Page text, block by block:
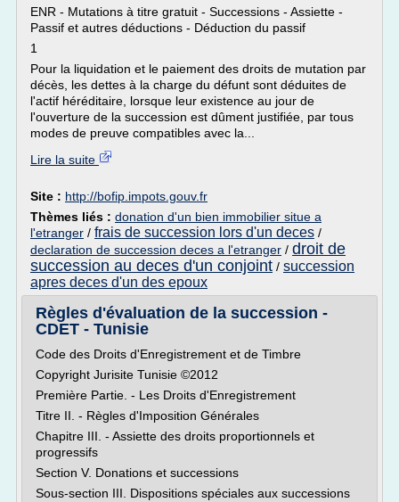
ENR - Mutations à titre gratuit - Successions - Assiette -
Passif et autres déductions - Déduction du passif
1
Pour la liquidation et le paiement des droits de mutation par
décès, les dettes à la charge du défunt sont déduites de
l'actif héréditaire, lorsque leur existence au jour de
l'ouverture de la succession est dûment justifiée, par tous
modes de preuve compatibles avec la...
Lire la suite
Site : http://bofip.impots.gouv.fr
Thèmes liés : donation d'un bien immobilier situe a
l'etranger / frais de succession lors d'un deces /
declaration de succession deces a l'etranger / droit de
succession au deces d'un conjoint / succession
apres deces d'un des epoux
Règles d'évaluation de la succession -
CDET - Tunisie
Code des Droits d'Enregistrement et de Timbre
Copyright Jurisite Tunisie ©2012
Première Partie. - Les Droits d'Enregistrement
Titre II. - Règles d'Imposition Générales
Chapitre III. - Assiette des droits proportionnels et
progressifs
Section V. Donations et successions
Sous-section III. Dispositions spéciales aux successions